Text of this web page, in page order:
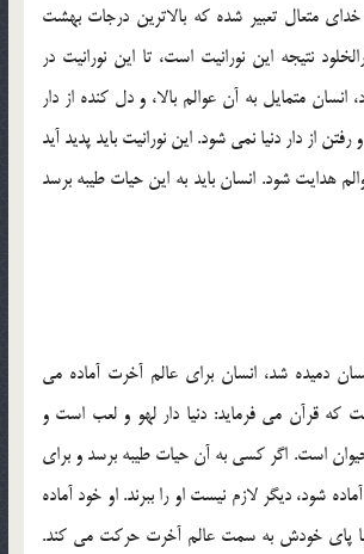
خدای متعال تعبیر شده که بالاترین درجات بهشت
نتیجه این نورانیت است، تا این نورانیت در
متمایل به آن عوالم بالا، و دل كنده از دار
رفتن از دار دنیا نمی شود. این نورانیت باید پدید آید
هدایت شود. انسان باید به این حیات طیبه برسد
دمیده شد، انسان برای عالم آخرت آماده می
که قرآن می فرماید: دنیا دار لهو و لعب است و
است. اگر كسی به آن حیات طیبه برسد و برای
شود، دیگر لازم نیست او را ببرند. او خود آماده
با پای خودش به سمت عالم آخرت حركت می کند.